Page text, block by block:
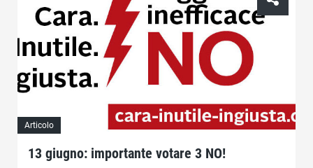
Articolo
13 giugno: importante votare 3 NO!